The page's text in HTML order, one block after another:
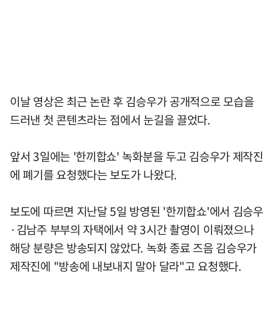
이날 영상은 최근 논란 후 김승우가 공개적으로 모습을
드러낸 첫 콘텐츠라는 점에서 눈길을 끌었다.
앞서 3일에는 '한끼합쇼' 녹화분을 두고 김승우가 제작진
에 폐기를 요청했다는 보도가 나왔다.
보도에 따르면 지난달 5일 방영된 '한끼합쇼'에서 김승우
·김남주 부부의 자택에서 약 3시간 촬영이 이뤄졌으나
해당 분량은 방송되지 않았다. 녹화 종료 즈음 김승우가
제작진에 "방송에 내보내지 말아 달라"고 요청했다.